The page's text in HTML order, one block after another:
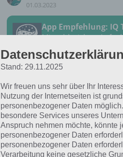
01.03.2023
App Empfehlung: IQ
Mit zahlreichen
JETZT KOSTENLOS
Die Lösung für das tägliche
in 4 Bilder 1 Wort. Wenn du
EIER
Du suchst eine andere Lösung?
Stand: 29.11.2025
Wir freuen uns sehr über Ihr
Nutzung der Internetseiten ist
personenbezogener Daten
besondere Services unseres
Anspruch nehmen möchte, könnte
personenbezogener Daten
personenbezogener Daten
Verarbeitung keine gesetzliche